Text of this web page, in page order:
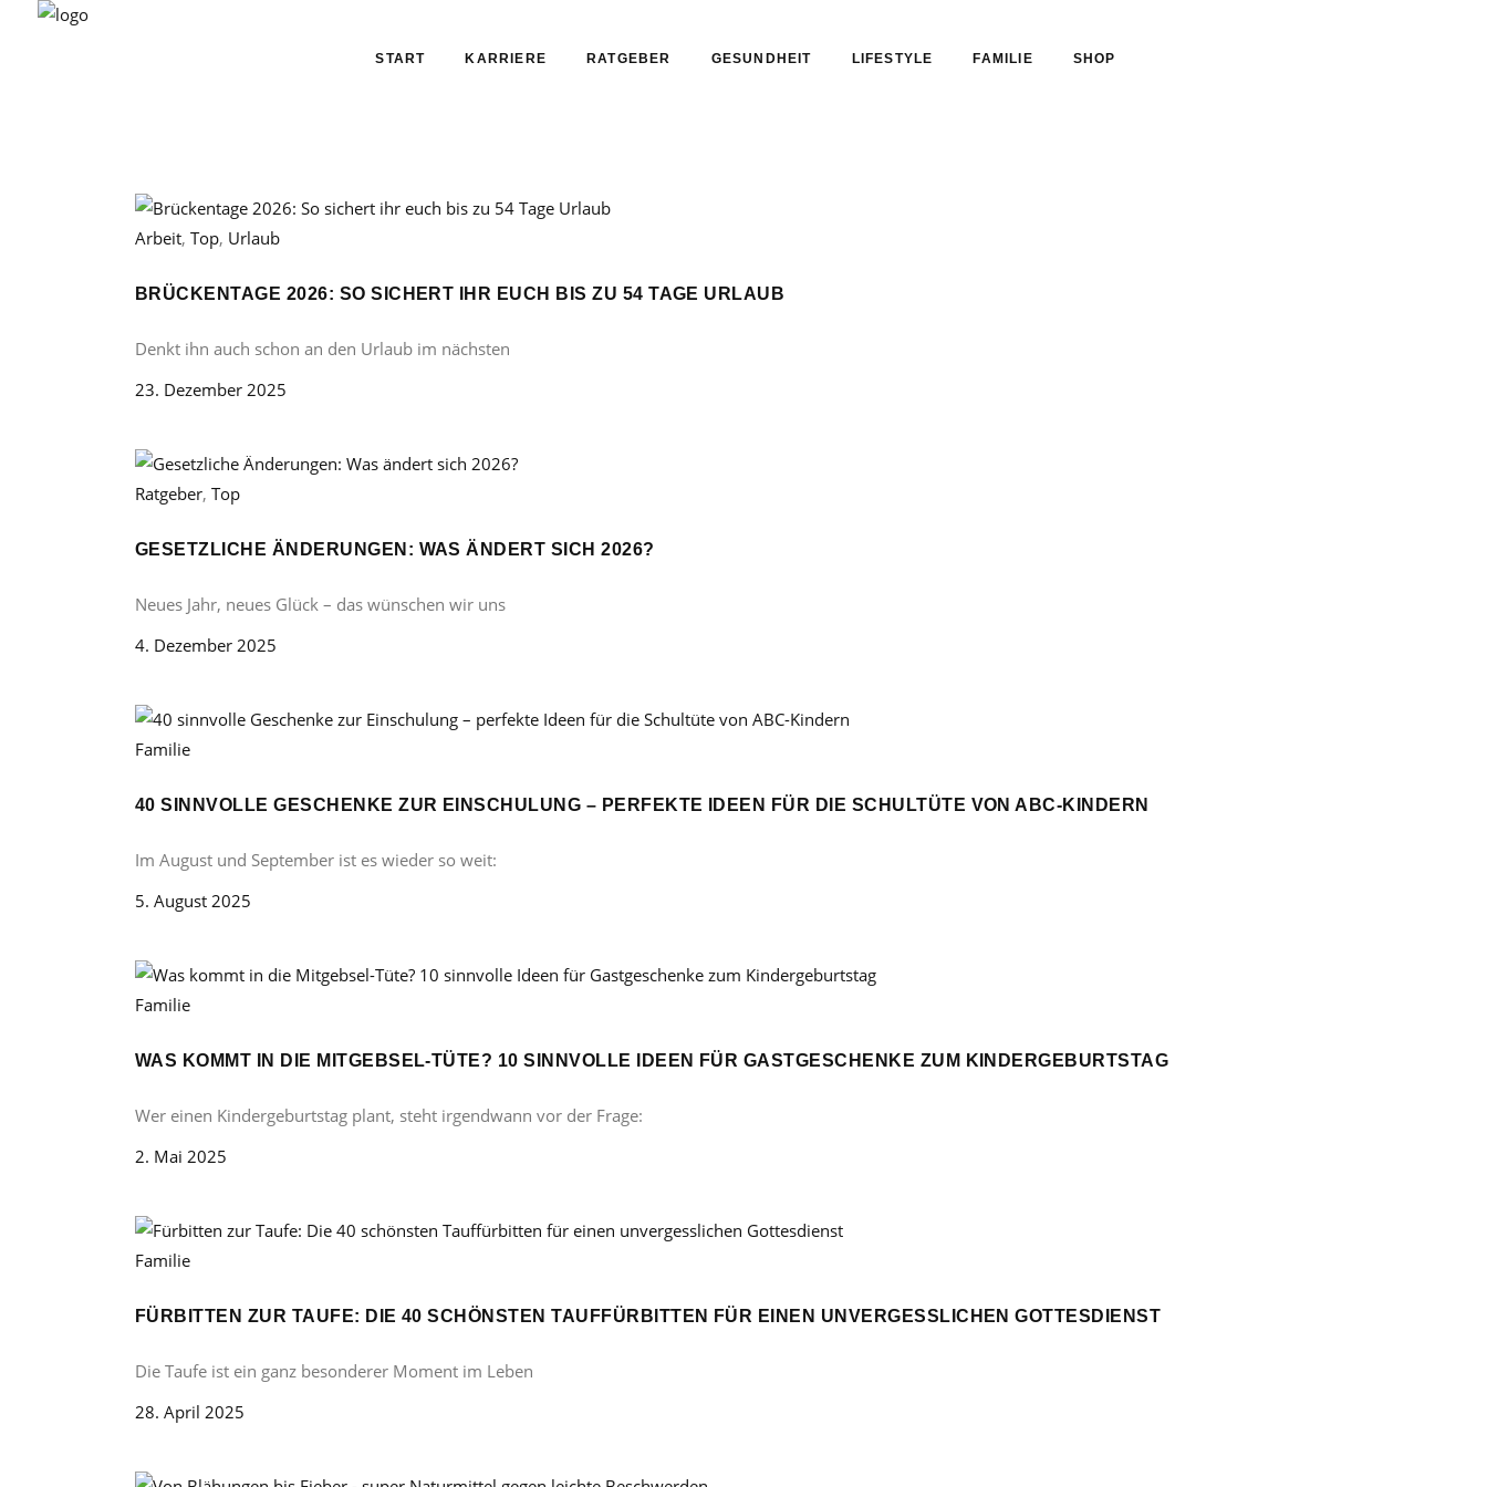
START KARRIERE RATGEBER GESUNDHEIT LIFESTYLE FAMILIE SHOP
Arbeit, Top, Urlaub
BRÜCKENTAGE 2026: SO SICHERT IHR EUCH BIS ZU 54 TAGE URLAUB
Denkt ihn auch schon an den Urlaub im nächsten
23. Dezember 2025
Ratgeber, Top
GESETZLICHE ÄNDERUNGEN: WAS ÄNDERT SICH 2026?
Neues Jahr, neues Glück – das wünschen wir uns
4. Dezember 2025
Familie
40 SINNVOLLE GESCHENKE ZUR EINSCHULUNG – PERFEKTE IDEEN FÜR DIE SCHULTÜTE VON ABC-KINDERN
Im August und September ist es wieder so weit:
5. August 2025
Familie
WAS KOMMT IN DIE MITGEBSEL-TÜTE? 10 SINNVOLLE IDEEN FÜR GASTGESCHENKE ZUM KINDERGEBURTSTAG
Wer einen Kindergeburtstag plant, steht irgendwann vor der Frage:
2. Mai 2025
Familie
FÜRBITTEN ZUR TAUFE: DIE 40 SCHÖNSTEN TAUFFÜRBITTEN FÜR EINEN UNVERGESSLICHEN GOTTESDIENST
Die Taufe ist ein ganz besonderer Moment im Leben
28. April 2025